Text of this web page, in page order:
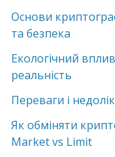
Основи
та безпека
Екологічний
реальність
Переваги і
Як обміняти
Market vs Limit